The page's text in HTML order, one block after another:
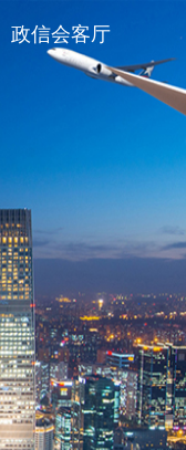
政信会客厅